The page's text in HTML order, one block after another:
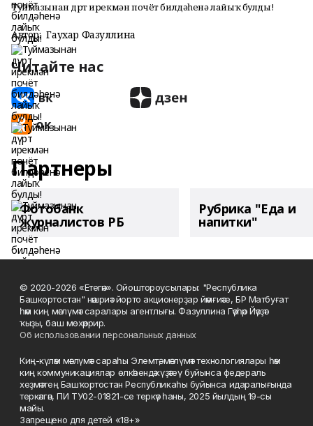
Туймазынан дүрт ирекмән почёт билдәһенә лайыҡ булды!
Автор: Гаухар Фазуллина
Читайте нас
Партнеры
Фотобанк
журналистов РБ
Рубрика "Еда и
напитки"
© 2020-2026 «Етегән». Ойоштороусылары: "Республика
Башкортостан" нәшриәт йорто акционерҙар йәмғиәте, БР Матбуғат
һәм киң мәғлүмәт саралары агентлығы. Фазуллина Гәүһәр Йәүҙәт
ҡыҙы, баш мөхәррир.
Об использовании персональных данных
Киң-күләм мәғлүмәт сараһы Элемтә, мәғлүмәт технологиялары һәм
киң коммуникациялар өлкәһендә күҙәтеү буйынса федераль
хеҙмәттең Башҡортостан Республикаһы буйынса идаралығында
теркәлгән, ПИ ТУ02-01821-се теркәү һаны, 2025 йылдың 19-сы
майы.
Запрещено для детей «18+»